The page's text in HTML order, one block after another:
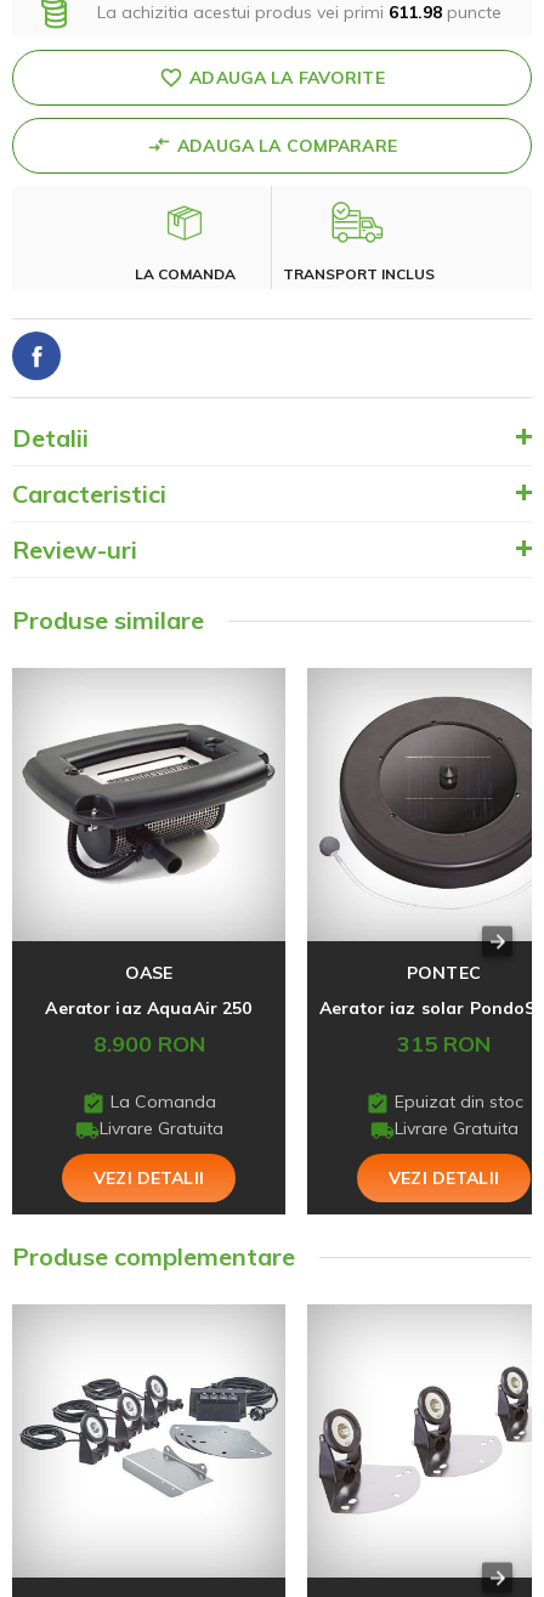
La achizitia acestui produs vei primi 611.98 puncte
ADAUGA LA FAVORITE
ADAUGA LA COMPARARE
LA COMANDA TRANSPORT INCLUS
Detalii
Caracteristici
Review-uri
Produse similare
OASE
Aerator iaz AquaAir 250
8.900 RON
La Comanda
Livrare Gratuita
VEZI DETALII
PONTEC
315 RON
Epuizat din stoc
Livrare Gratuita
VEZI DETALII
Produse complementare